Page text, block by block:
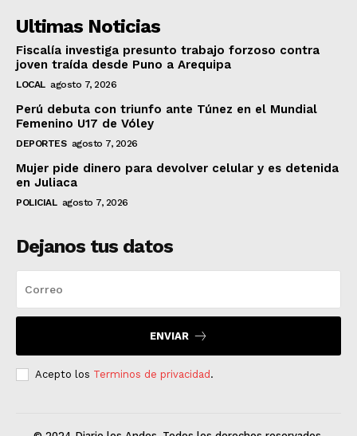
Ultimas Noticias
Fiscalía investiga presunto trabajo forzoso contra
joven traída desde Puno a Arequipa
LOCAL agosto 7, 2026
Perú debuta con triunfo ante Túnez en el Mundial
Femenino U17 de Vóley
DEPORTES agosto 7, 2026
Mujer pide dinero para devolver celular y es detenida
en Juliaca
POLICIAL agosto 7, 2026
Dejanos tus datos
ENVIAR
Acepto los Terminos de privacidad .